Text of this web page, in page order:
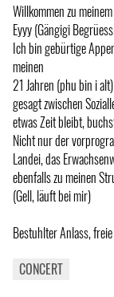
Willkommen zu
Eyyy (Gängigi
Ich bin gebürtige
meinen
21 Jahren (phu bin i
gesagt zwischen
etwas Zeit bleibt,
Nicht nur der
Landei, das
ebenfalls zu meinen
(Gell, läuft bei mir)
Bestuhlter Anlass,
CONCERT